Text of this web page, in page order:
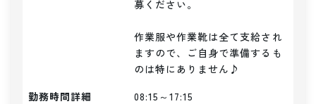
募ください。
作業服や作業靴は全て支給され
ますので、ご自身で準備するも
のは特にありません♪
勤務時間詳細
08:15～17:15